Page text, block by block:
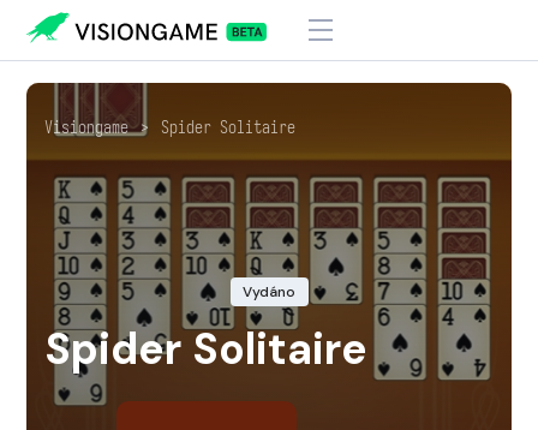
Visiongame > Spider Solitaire
Vydáno
Spider Solitaire